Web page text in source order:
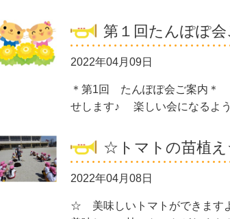
第１回たんぽぽ会
2022年04月09日
＊第1回 たんぽぽ会ご案内＊
せします♪ 楽しい会になるよ
☆トマトの苗植え
2022年04月08日
☆ 美味しいトマトができます